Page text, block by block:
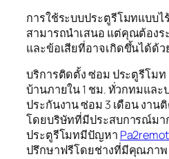
การใช้ระบบประตูรีโมทแบบ
สามารถนำเสนอ แต่คุณต้องร
และข้อเสียที่อาจเกิดขึ้นได้ด้ว
บริการติดตั้ง ซ่อม ประตูรีโมท
บ้านภายใน 1 ชม. ทั่วกทมแล
ประกันงาน ซ่อม 3 เดือน งานติ
โดยบริษัทที่มีประสบการณ์มา
ประตูรีโมทมีปัญหา
ปรึกษาฟรีโดยช่างที่มีคุณภาพ